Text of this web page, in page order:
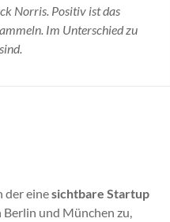
Norris. Positiv ist das
Im Unterschied zu
der einesichtbare Startup
und München zu,